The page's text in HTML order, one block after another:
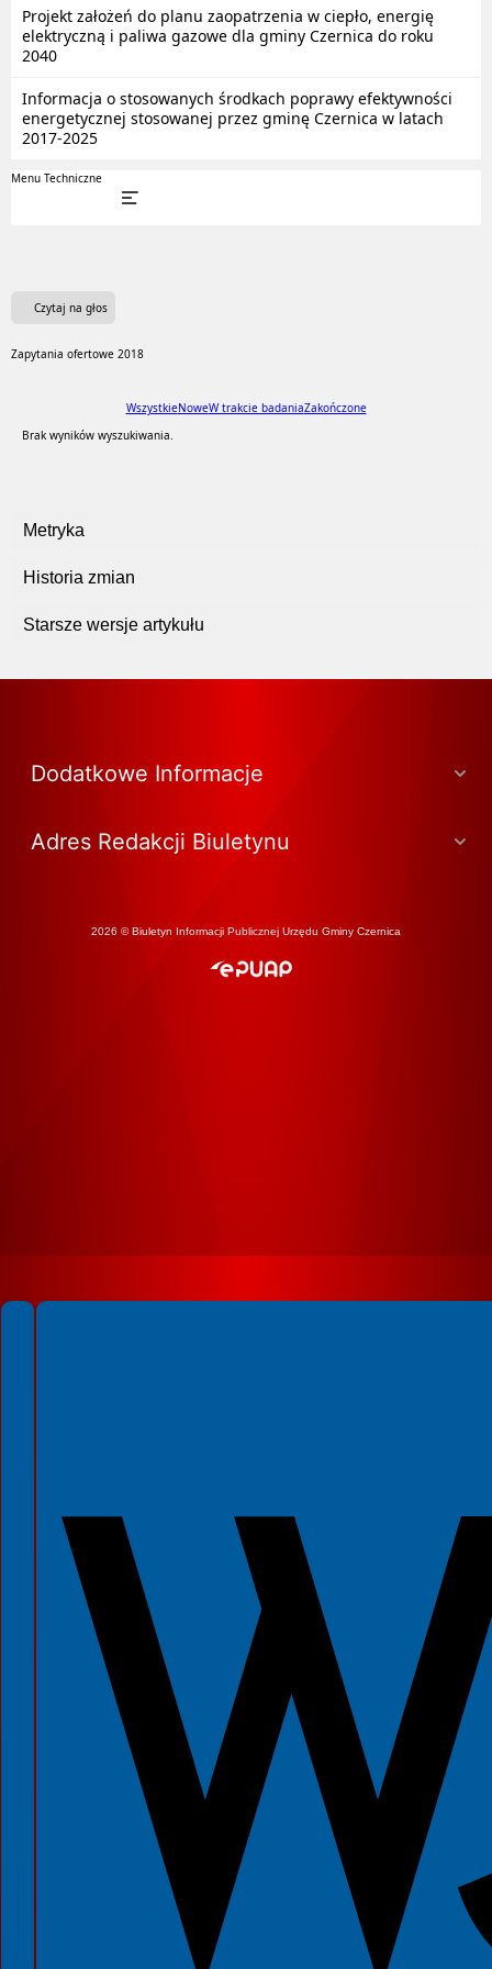
Projekt założeń do planu zaopatrzenia w ciepło, energię
elektryczną i paliwa gazowe dla gminy Czernica do roku
2040
Informacja o stosowanych środkach poprawy efektywności
energetycznej stosowanej przez gminę Czernica w latach
2017-2025
Menu Techniczne
Czytaj na głos
Zapytania ofertowe 2018
WszystkieNoweW trakcie badaniaZakończone
Brak wyników wyszukiwania.
Metryka
Historia zmian
Starsze wersje artykułu
Dodatkowe Informacje
Adres Redakcji Biuletynu
2026 © Biuletyn Informacji Publicznej Urzędu Gminy Czernica
Spełniamy standardy WCAG 2.2
Spełniamy standardy W3C